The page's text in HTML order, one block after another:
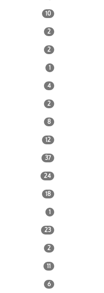
10
2
2
1
4
2
8
12
37
24
18
1
23
2
11
6